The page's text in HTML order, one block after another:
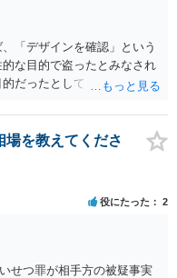
ことがはっきり確認される
，相談者に捜査が及ぶこと
す。 安心して下さいね。
「デザインを確認」という
な目的で盗ったとみなされ
だったとしても、性的な目
罪は成立し得まると思われ
を遂行する関係上、ばれな
ではないかと思います。 防
不明ですが、極めて深刻な
ご両親などとも相談して、
のがよろしいかと思いま
場を教えてくださ
役にたった 2
せつ罪が相手方の被疑事実